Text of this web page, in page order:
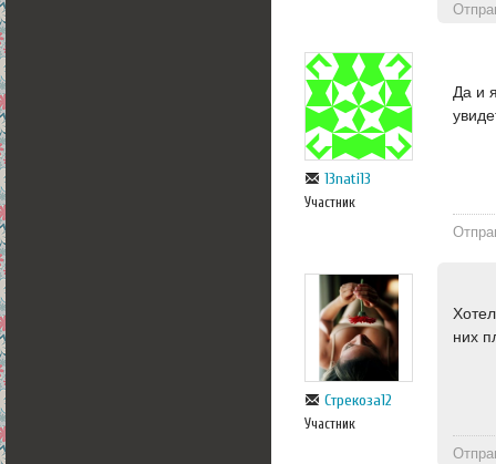
13nati13
Участник
Да и
Стрекоза12
Участник
них